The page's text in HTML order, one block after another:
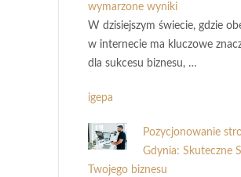
wymarzone wyniki
W dzisiejszym świecie, gdzie
w internecie ma kluczowe
dla sukcesu biznesu, …
igepa
Pozycjonowanie
Gdynia: Skuteczne
Twojego biznesu